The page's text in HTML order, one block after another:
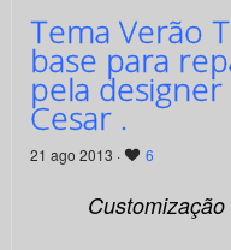
Tema Verão
base para
pela
Cesar .
21 ago 2013 · 6